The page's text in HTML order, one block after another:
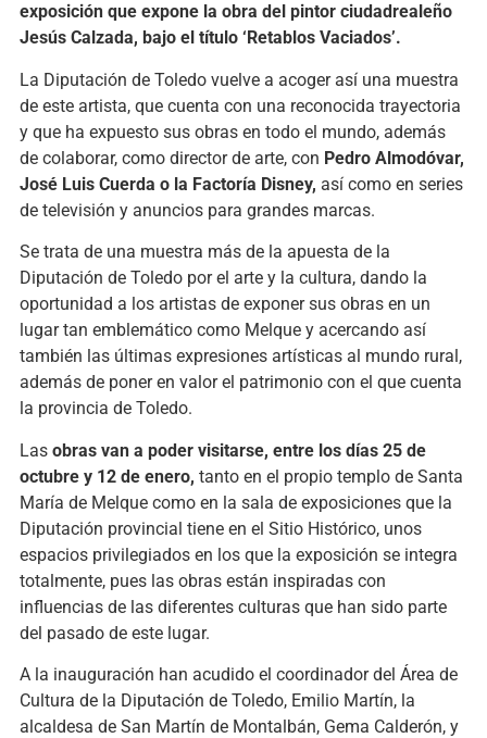
exposición que expone la obra del pintor ciudadrealeño
Jesús Calzada, bajo el título ‘Retablos Vaciados’.
La Diputación de Toledo vuelve a acoger así una muestra
de este artista, que cuenta con una reconocida trayectoria
y que ha expuesto sus obras en todo el mundo, además
de colaborar, como director de arte, con Pedro Almodóvar,
José Luis Cuerda o la Factoría Disney, así como en series
de televisión y anuncios para grandes marcas.
Se trata de una muestra más de la apuesta de la
Diputación de Toledo por el arte y la cultura, dando la
oportunidad a los artistas de exponer sus obras en un
lugar tan emblemático como Melque y acercando así
también las últimas expresiones artísticas al mundo rural,
además de poner en valor el patrimonio con el que cuenta
la provincia de Toledo.
Las obras van a poder visitarse, entre los días 25 de
octubre y 12 de enero, tanto en el propio templo de Santa
María de Melque como en la sala de exposiciones que la
Diputación provincial tiene en el Sitio Histórico, unos
espacios privilegiados en los que la exposición se integra
totalmente, pues las obras están inspiradas con
influencias de las diferentes culturas que han sido parte
del pasado de este lugar.
A la inauguración han acudido el coordinador del Área de
Cultura de la Diputación de Toledo, Emilio Martín, la
alcaldesa de San Martín de Montalbán, Gema Calderón, y